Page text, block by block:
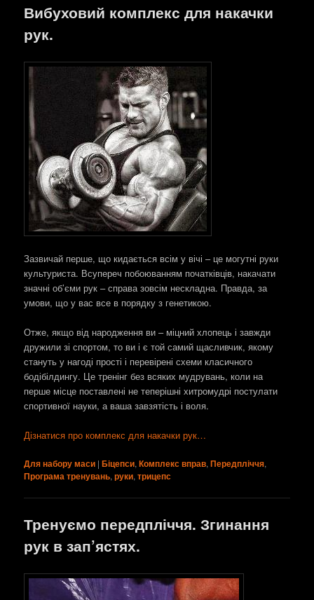
Вибуховий комплекс для накачки
рук.
Зазвичай перше, що кидається всім у вічі – це могутні руки
культуриста. Всупереч побоюванням початківців, накачати
значні об’єми рук – справа зовсім нескладна. Правда, за
умови, що у вас все в порядку з генетикою.
Отже, якщо від народження ви – міцний хлопець і завжди
дружили зі спортом, то ви і є той самий щасливчик, якому
стануть у нагоді прості і перевірені схеми класичного
бодібілдингу. Це тренінг без всяких мудрувань, коли на
перше місце поставлені не теперішні хитромудрі постулати
спортивної науки, а ваша завзятість і воля.
Дізнатися про комплекс для накачки рук…
Для набору маси |Біцепси,Комплекс вправ,Передпліччя,
Програма тренувань,руки,трицепс
Тренуємо передпліччя. Згинання
рук в зап’ястях.